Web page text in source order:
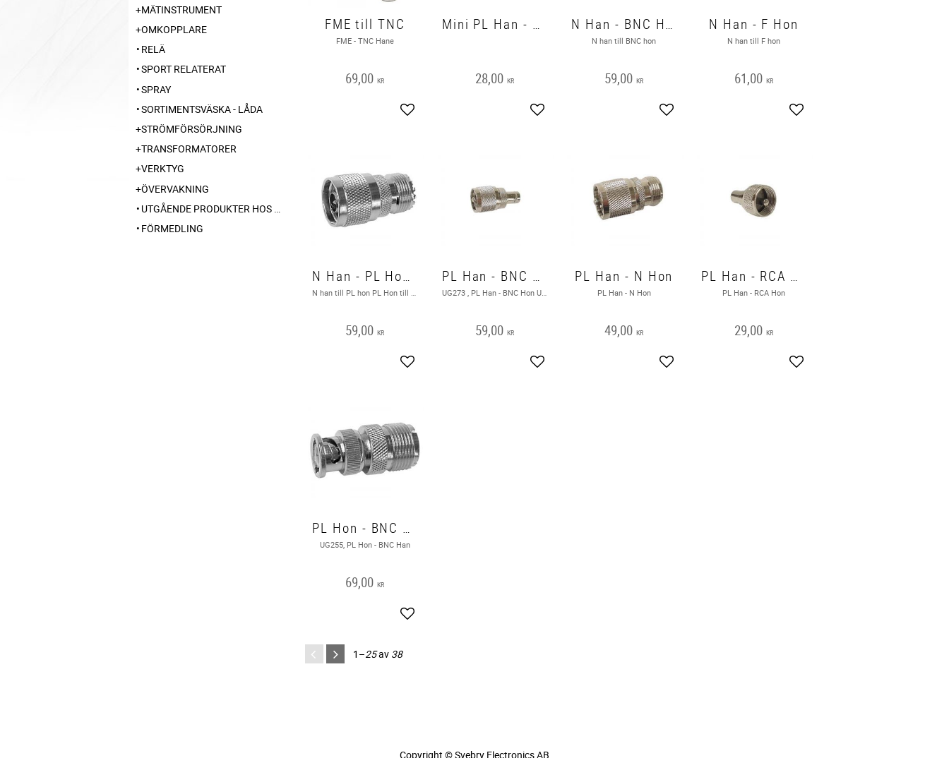
FME till TNC
FME - TNC Hane
69,00 KR
Lägg till i favoriter
Mini PL Han - BNC Hon
28,00 KR
Lägg till i favoriter
N Han - BNC Hon
N han till BNC hon
59,00 KR
Lägg till i favoriter
N Han - F Hon
N han till F hon
61,00 KR
Lägg till i favoriter
N Han - PL Hon / PL Hon - N Han
59,00 KR
Lägg till i favoriter
PL Han - BNC Hon
UG273 , PL Han - BNC Hon UG273
59,00 KR
Lägg till i favoriter
PL Han - N Hon
PL Han - N Hon
49,00 KR
Lägg till i favoriter
PL Han - RCA Hon
PL Han - RCA Hon
29,00 KR
Lägg till i favoriter
PL Hon - BNC Han - UG255
UG255, PL Hon - BNC Han
69,00 KR
Lägg till i favoriter
1–25av 38
MÄTINSTRUMENT
OMKOPPLARE
RELÄ
SPORT RELATERAT
SPRAY
SORTIMENTSVÄSKA - LÅDA
STRÖMFÖRSÖRJNING
TRANSFORMATORER
VERKTYG
ÖVERVAKNING
UTGÅENDE PRODUKTER HOS LEVERANTÖR
FÖRMEDLING
Copyright © Svebry Electronics AB